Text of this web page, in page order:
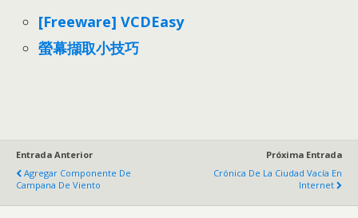
[Freeware] VCDEasy
螢幕擷取小技巧
Entrada Anterior
Agregar Componente De
Campana De Viento
Próxima Entrada
Crónica De La Ciudad Vacía En
Internet